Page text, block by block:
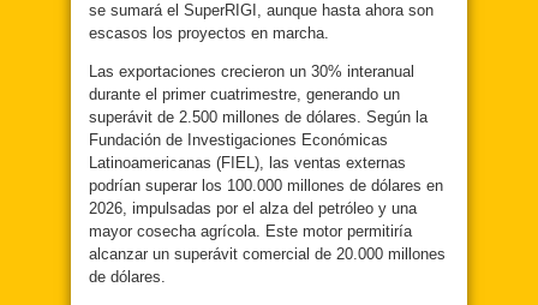
se sumará el SuperRIGI, aunque hasta ahora son
escasos los proyectos en marcha.
Las exportaciones crecieron un 30% interanual
durante el primer cuatrimestre, generando un
superávit de 2.500 millones de dólares. Según la
Fundación de Investigaciones Económicas
Latinoamericanas (FIEL), las ventas externas
podrían superar los 100.000 millones de dólares en
2026, impulsadas por el alza del petróleo y una
mayor cosecha agrícola. Este motor permitiría
alcanzar un superávit comercial de 20.000 millones
de dólares.